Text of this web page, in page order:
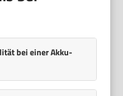
bei einer Akku-